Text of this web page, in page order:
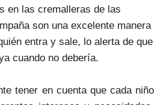
en las cremalleras de las
son una excelente manera
entra y sale, lo alerta de que
cuando no debería.
tener en cuenta que cada niño